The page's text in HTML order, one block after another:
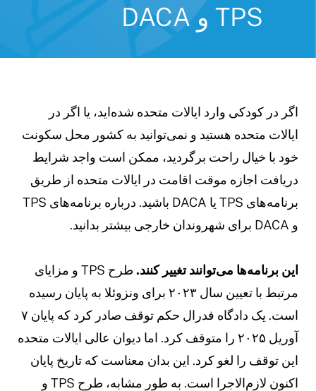
TPS و DACA
اگر در کودکی وارد ایالات متحده شده‌اید، یا اگر در
ایالات متحده هستید و نمی‌توانید به کشور محل سکونت
خود با خیال راحت برگردید، ممکن است واجد شرایط
دریافت اجازه موقت اقامت در ایالات متحده از طریق
برنامه‌های TPS یا DACA باشید. درباره برنامه‌های TPS
این برنامه‌ها می‌توانند تغییر کنند.
طرح TPS و مزایای
مرتبط با تعیین سال ۲۰۲۳ برای ونزوئلا به پایان رسیده
است. یک دادگاه فدرال حکم توقف صادر کرد که پایان ۷
آوریل ۲۰۲۵ را متوقف کرد. اما دیوان عالی ایالات متحده
این توقف را لغو کرد. این بدان معناست که تاریخ پایان
اکنون لازم‌الاجرا است. به طور مشابه، طرح TPS و